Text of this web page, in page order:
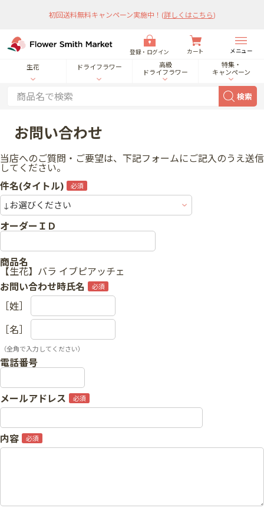
初回送料無料キャンペーン実施中！ (詳しくはこちら)
登録・ログイン カート メニュー
生花 ドライフラワー
高級
ドライフラワー
特集・
キャンペーン
検索
お問い合わせ
当店へのご質問・ご要望は、下記フォームにご記入のうえ送信
してください。
件名(タイトル)
オーダーＩＤ
商品名
【生花】バラ イブピアッチェ
お問い合わせ時氏名
［姓］
［名］
（全角で入力してください）
電話番号
メールアドレス
内容